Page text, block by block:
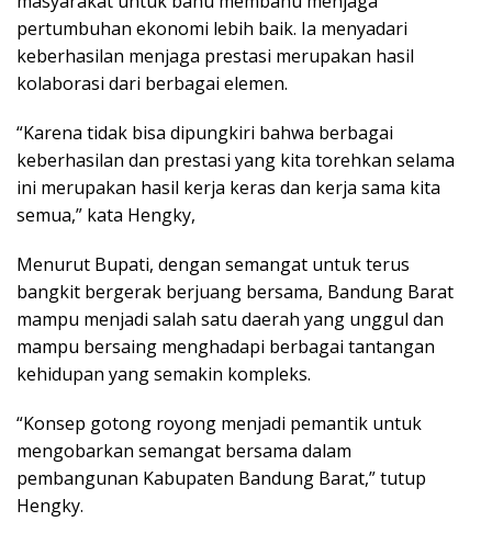
pertumbuhan ekonomi lebih baik. Ia menyadari
keberhasilan menjaga prestasi merupakan hasil
kolaborasi dari berbagai elemen.
“Karena tidak bisa dipungkiri bahwa berbagai
keberhasilan dan prestasi yang kita torehkan selama
ini merupakan hasil kerja keras dan kerja sama kita
semua,” kata Hengky,
Menurut Bupati, dengan semangat untuk terus
bangkit bergerak berjuang bersama, Bandung Barat
mampu menjadi salah satu daerah yang unggul dan
mampu bersaing menghadapi berbagai tantangan
kehidupan yang semakin kompleks.
“Konsep gotong royong menjadi pemantik untuk
mengobarkan semangat bersama dalam
pembangunan Kabupaten Bandung Barat,” tutup
Hengky.